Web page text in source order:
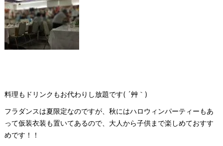
料理もドリンクもお代わりし放題です( ´艸｀)
フラダンスは夏限定なのですが、秋にはハロウィンパーティーもあ
って仮装衣装も置いてあるので、大人から子供まで楽しめておすす
めです！！